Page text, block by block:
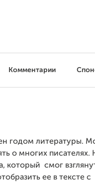
Комментарии
годом литературы.
о многих писателях.
который смог
ее в тексте с